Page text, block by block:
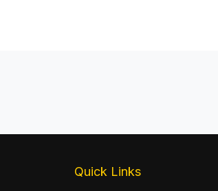
Quick Links